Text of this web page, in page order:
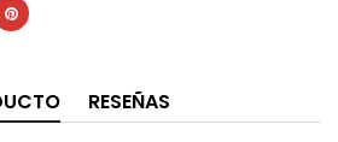
RESEÑAS